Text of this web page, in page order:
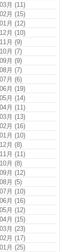
月 (11)
月 (15)
月 (12)
月 (10)
月 (9)
月 (7)
月 (9)
月 (7)
月 (6)
月 (19)
月 (14)
月 (11)
月 (13)
月 (16)
月 (10)
月 (8)
月 (11)
月 (8)
月 (12)
月 (5)
月 (10)
月 (16)
月 (12)
月 (15)
月 (23)
月 (17)
月 (25)